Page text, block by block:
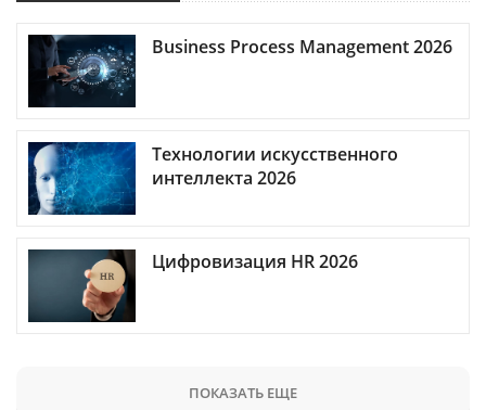
Business Process Management 2026
Технологии искусственного
интеллекта 2026
Цифровизация HR 2026
ПОКАЗАТЬ ЕЩЕ